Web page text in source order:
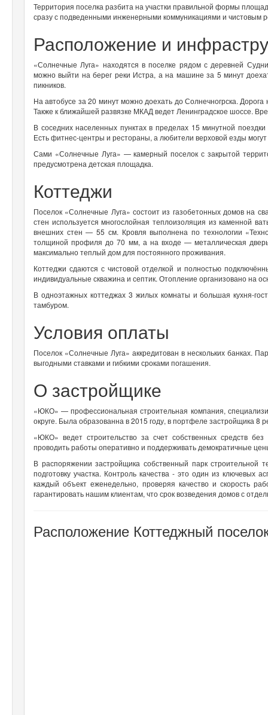
Территория поселка разбита на участки правильной формы
сразу с подведенными инженерными коммуникациями и чистовым
Расположение и
«Солнечные Луга» находятся в поселке рядом с деревней
можно выйти на берег реки Истра, а на машине за 5 минут
пикников.
На автобусе за 20 минут можно доехать до Солнечногрска.
Также к ближайшей развязке МКАД ведет Ленинградское шоссе.
В соседних населенных пунктах в пределах 15 минутной
Есть фитнес-центры и рестораны, а любители верховой езды
Сами «Солнечные Луга» — камерный поселок с закрытой
предусмотрена детская площадка.
Коттеджи
Поселок «Солнечные Луга» состоит из газобетонных домов на
стен используется многослойная теплоизоляция из каменной
внешних стен — 55 см. Кровля выполнена по технологии
толщиной профиля до 70 мм, а на входе — металлическая
максимально теплый дом для постоянного проживания.
Коттеджи сдаются с чистовой отделкой и полностью
индивидуальные скважина и септик. Отопление организовано на
В одноэтажных коттеджах 3 жилых комнаты и большая кухня-
тамбуром.
Условия оплаты
Поселок «Солнечные Луга» аккредитован в нескольких банках.
выгодными ставками и гибкими сроками погашения.
О застройщике
«ЮКО» — профессиональная строительная компания,
округе. Была образованна в 2015 году, в портфеле застройщика
«ЮКО» ведет строительство за счет собственных средств
проводить работы оперативно и поддерживать демократичные
В распоряжении застройщика собственный парк строительной
подготовку участка. Контроль качества - это один из
каждый объект еженедельно, проверяя качество и скорость
гарантировать нашим клиентам, что срок возведения домов с
Расположение Коттеджный